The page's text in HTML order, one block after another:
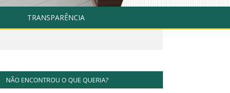
TRANSPARÊNCIA
NÃO ENCONTROU O QUE QUERIA?